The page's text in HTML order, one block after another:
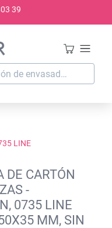
39
LINE
DE CARTÓN
-
0735 LINE
MM, SIN